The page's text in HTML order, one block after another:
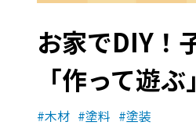
お家でDIY！
「作って遊
#木材 #塗料 #塗装